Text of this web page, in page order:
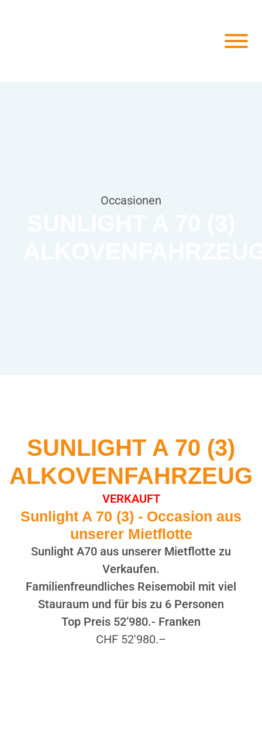
Occasionen
SUNLIGHT A 70 (3)
ALKOVENFAHRZEUG
VERKAUFT
Sunlight A 70 (3) - Occasion aus
unserer Mietflotte
Sunlight A70 aus unserer Mietflotte zu
Verkaufen.
Familienfreundliches Reisemobil mit viel
Stauraum und für bis zu 6 Personen
Top Preis 52’980.- Franken
CHF 52'980.–